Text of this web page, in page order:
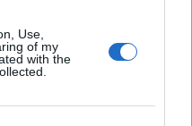
Use,
of my
with the
γκολ του
Μουντιάλ 1986
ταινία stop motion